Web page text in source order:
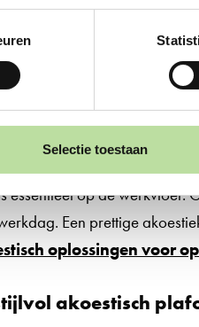
onderin.
Selectie toestaan
werkvloer
essentieel op de
Een prettige
oplossingen voor
akoestisch